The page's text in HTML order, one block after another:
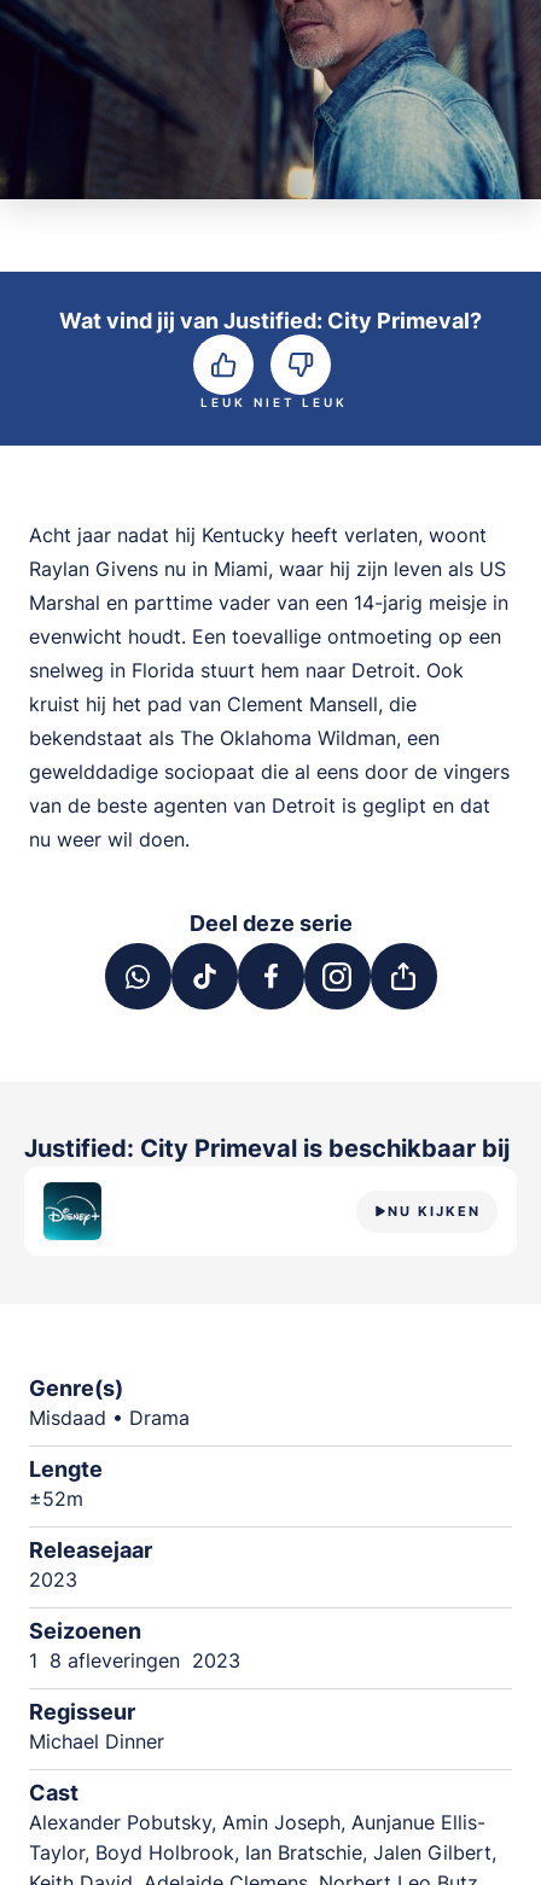
Wat vind jij van Justified: City Primeval?
LEUK NIET LEUK
Acht jaar nadat hij Kentucky heeft verlaten, woont
Raylan Givens nu in Miami, waar hij zijn leven als US
Marshal en parttime vader van een 14-jarig meisje in
evenwicht houdt. Een toevallige ontmoeting op een
snelweg in Florida stuurt hem naar Detroit. Ook
kruist hij het pad van Clement Mansell, die
bekendstaat als The Oklahoma Wildman, een
gewelddadige sociopaat die al eens door de vingers
van de beste agenten van Detroit is geglipt en dat
nu weer wil doen.
Deel deze serie
Justified: City Primeval is beschikbaar bij
NU KIJKEN
Genre(s)
Misdaad • Drama
Lengte
±52m
Releasejaar
2023
Seizoenen
1 8 afleveringen 2023
Regisseur
Michael Dinner
Cast
Alexander Pobutsky, Amin Joseph, Aunjanue Ellis-
Taylor, Boyd Holbrook, Ian Bratschie, Jalen Gilbert,